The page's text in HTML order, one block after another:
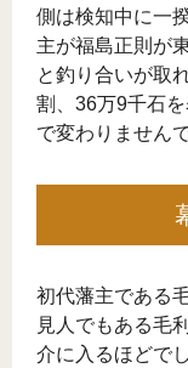
側は検知中に一
主が福島正則が
と釣り合いが取
割、36万9千石
で変わりません
初代藩主である
見人でもある毛
介に入るほどでし